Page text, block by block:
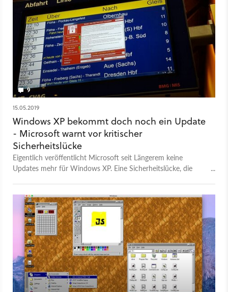
9
15.05.2019
Windows XP bekommt doch noch ein Update
- Microsoft warnt vor kritischer
Sicherheitslücke
Eigentlich veröffentlicht Microsoft seit Längerem keine
Updates mehr für Windows XP. Eine Sicherheitslücke, die